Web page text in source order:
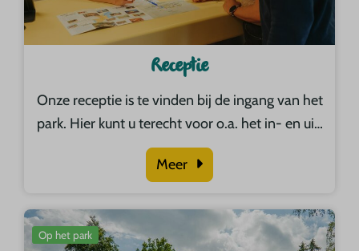
Receptie
Onze receptie is te vinden bij de ingang van het
park. Hier kunt u terecht voor o.a. het in- en ui…
Meer
Op het park